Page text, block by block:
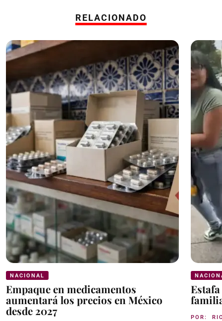
RELACIONADO
NACIONAL
Empaque en medicamentos
aumentará los precios en México
desde 2027
POR: